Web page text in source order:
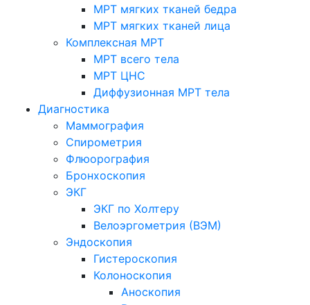
МРТ мягких тканей бедра
МРТ мягких тканей лица
Комплексная МРТ
МРТ всего тела
МРТ ЦНС
Диффузионная МРТ тела
Диагностика
Маммография
Спирометрия
Флюорография
Бронхоскопия
ЭКГ
ЭКГ по Холтеру
Велоэргометрия (ВЭМ)
Эндоскопия
Гистероскопия
Колоноскопия
Аноскопия